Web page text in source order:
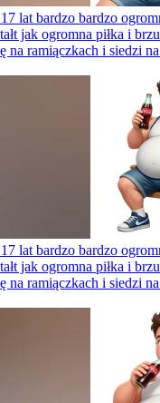
lat bardzo bardzo
jak ogromna piłka i
na ramiączkach i siedzi
lat bardzo bardzo
jak ogromna piłka i
na ramiączkach i siedzi